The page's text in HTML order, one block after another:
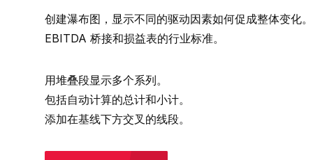
创建瀑布图，显示不同的驱动因素如何促成整体变化。
EBITDA 桥接和损益表的行业标准。
用堆叠段显示多个系列。
包括自动计算的总计和小计。
添加在基线下方交叉的线段。